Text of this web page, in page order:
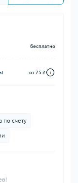
бесплатно
от 75 ₴
по счету